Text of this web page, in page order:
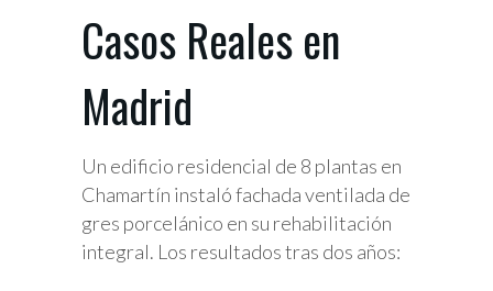
Casos Reales en
Madrid
Un edificio residencial de 8 plantas en
Chamartín instaló fachada ventilada de
gres porcelánico en su rehabilitación
integral. Los resultados tras dos años: